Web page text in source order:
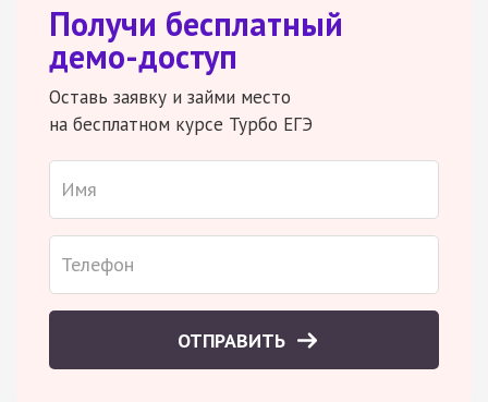
Получи бесплатный
демо-доступ
Оставь заявку и займи место
на бесплатном курсе Турбо ЕГЭ
ОТПРАВИТЬ